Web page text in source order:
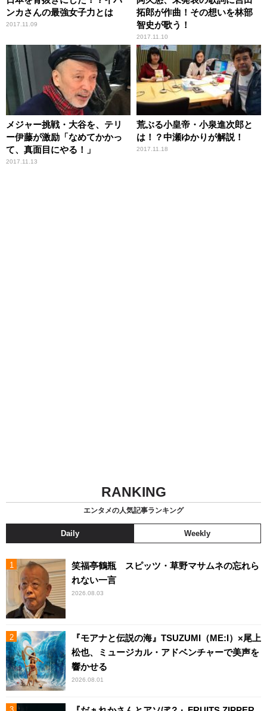
ンカさんの最強女子力とは
2017.11.09
拓郎が作曲！その想いを林部
智史が歌う！
2017.11.10
メジャー挑戦・大谷を、テリ
ー伊藤が激励「なめてかかっ
て、真面目にやる！」
2017.11.13
荒ぶる小皇帝・小泉進次郎と
は！？中瀬ゆかりが解説！
2017.11.18
RANKING
エンタメの人気記事ランキング
Daily Weekly
笑福亭鶴瓶 スピッツ・草野マサムネの忘れら
れない一言
2026.08.03
『モアナと伝説の海』TSUZUMI（ME:I）×尾上
松也、ミュージカル・アドベンチャーで美声を
響かせる
2026.08.01